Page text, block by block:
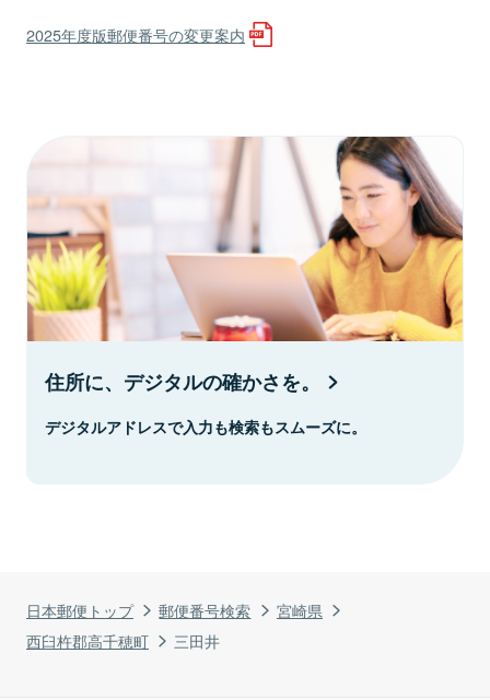
日本郵便トップ 郵便番号検索
宮崎県
西臼杵郡高千穂町
三田井
2025年度版郵便番号の変更案内
住所に、デジタルの確かさを。
デジタルアドレスで入力も検索もスムーズに。